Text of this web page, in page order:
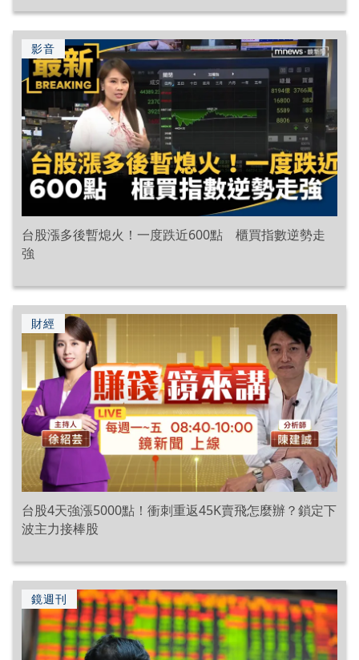
影音
台股漲多後暫熄火！一度跌近600點 櫃買指數逆勢走
強
財經
台股4天強漲5000點！衝刺重返45K賣飛怎麼辦？鎖定下
波主力接棒股
鏡週刊